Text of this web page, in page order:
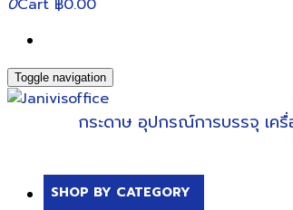
0Cart ฿0.00
Toggle navigation
กระดาษ อุปกรณ์การบรรจุ เค
SHOP BY CATEGORY